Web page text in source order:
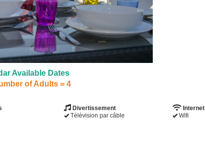
Available Dates
of Adults = 4
Divertissement
Télévision par câble
Internet
Wifi